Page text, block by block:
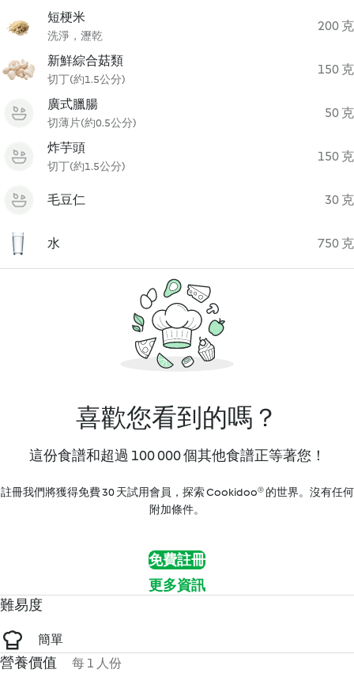
短梗米
洗淨，瀝乾
200 克
新鮮綜合菇類
切丁(約1.5公分)
150 克
廣式臘腸
切薄片(約0.5公分)
50 克
炸芋頭
切丁(約1.5公分)
150 克
毛豆仁 30 克
水 750 克
喜歡您看到的嗎？
這份食譜和超過 100 000 個其他食譜正等著您！
註冊我們將獲得免費 30 天試用會員，探索 Cookidoo® 的世界。沒有任何
附加條件。
免費註冊
更多資訊
難易度
簡單
營養價值 每 1 人份